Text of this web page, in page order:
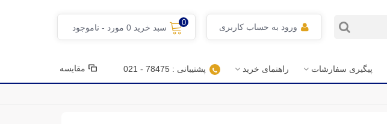
ورود به حساب کاربری
0
سبد خرید 0 مورد - ناموجود
پیگیری سفارشات راهنمای خرید پشتیبانی : 78475 - 021 مقایسه